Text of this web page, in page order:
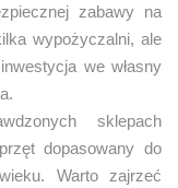
zabawy na
wypożyczalni, ale
we własny
sklepach
dopasowany do
Warto zajrzeć